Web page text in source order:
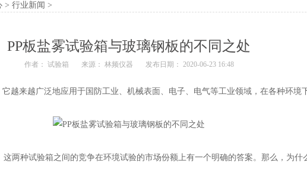
> 行业新闻 >
PP板盐雾试验箱与玻璃钢板的不同之处
作者： 试验箱 来源： 林频仪器 发布日期： 2020-06-23 16:48
越来越广泛地应用于国防工业、机械表面、电子、电气等工业领域，在各种环境
两种试验箱之间的竞争在环境试验的市场份额上有一个明确的答案。那么，为什